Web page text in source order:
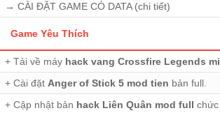
→ CÀI ĐẶT GAME CÓ DATA (chi tiết)
Game Yêu Thích
+ Tải về máy hack vang Crossfire Legends
+ Cài đặt Anger of Stick 5 mod tien bản full.
+ Cập nhật bản hack Liên Quân mod full chức